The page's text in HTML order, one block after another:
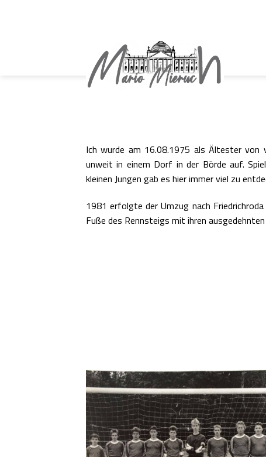
Ich wurde am 16.08.1975 als Ältester von
unweit in einem Dorf in der Börde auf.
kleinen Jungen gab es hier immer viel zu
1981 erfolgte der Umzug nach
Fuße des Rennsteigs mit ihren